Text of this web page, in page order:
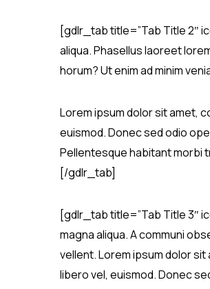
[gdlr_tab title=”Tab Title 2″
aliqua. Phasellus laoreet
horum? Ut enim ad minim
Lorem ipsum dolor sit amet,
euismod. Donec sed odio
Pellentesque habitant morbi
[/gdlr_tab]
[gdlr_tab title=”Tab Title 3″
magna aliqua. A communi
vellent. Lorem ipsum dolor
libero vel, euismod. Donec